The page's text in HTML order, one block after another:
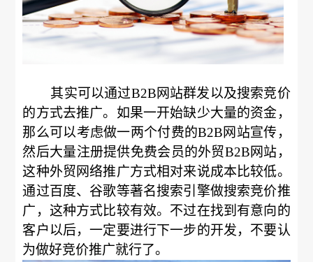
其实可以通过B2B网站群发以及搜索竞价
的方式去推广。如果一开始缺少大量的资金，
那么可以考虑做一两个付费的B2B网站宣传，
然后大量注册提供免费会员的外贸B2B网站，
这种外贸网络推广方式相对来说成本比较低。
通过百度、谷歌等著名搜索引擎做搜索竞价推
广，这种方式比较有效。不过在找到有意向的
客户以后，一定要进行下一步的开发，不要认
为做好竞价推广就行了。